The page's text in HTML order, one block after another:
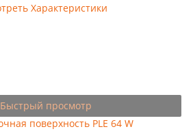
Характеристики
Быстрый просмотр
поверхность PLE 64 W